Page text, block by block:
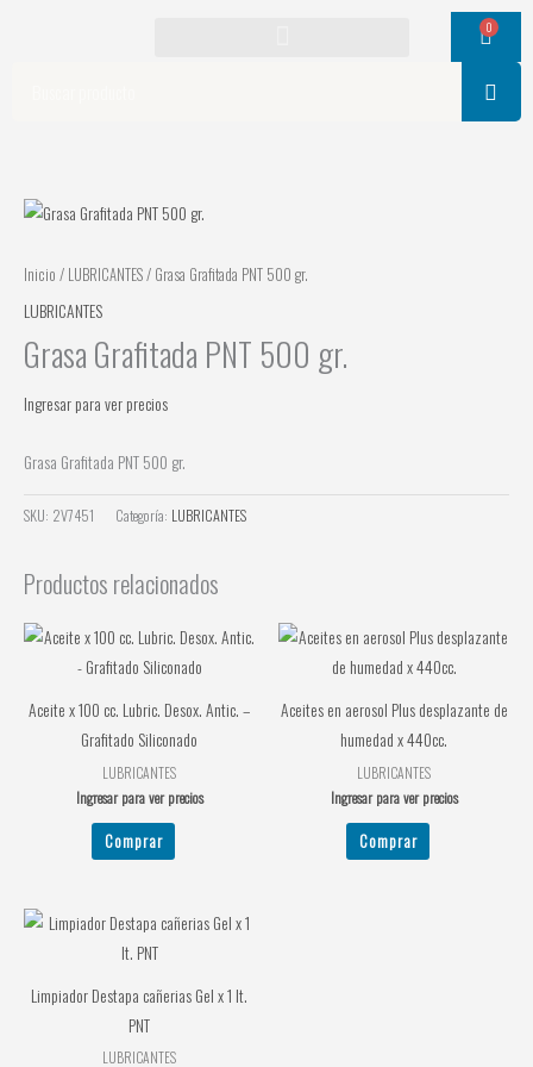
0
Cart
Inicio / LUBRICANTES/ Grasa Grafitada PNT 500 gr.
LUBRICANTES
Grasa Grafitada PNT 500 gr.
Ingresar para ver precios
Grasa Grafitada PNT 500 gr.
SKU: 2V7451 Categoría: LUBRICANTES
Productos relacionados
Aceite x 100 cc. Lubric. Desox. Antic. –
Grafitado Siliconado
LUBRICANTES
Ingresar para ver precios
Comprar
Aceites en aerosol Plus desplazante de
humedad x 440cc.
LUBRICANTES
Ingresar para ver precios
Comprar
Limpiador Destapa cañerias Gel x 1 lt.
PNT
LUBRICANTES